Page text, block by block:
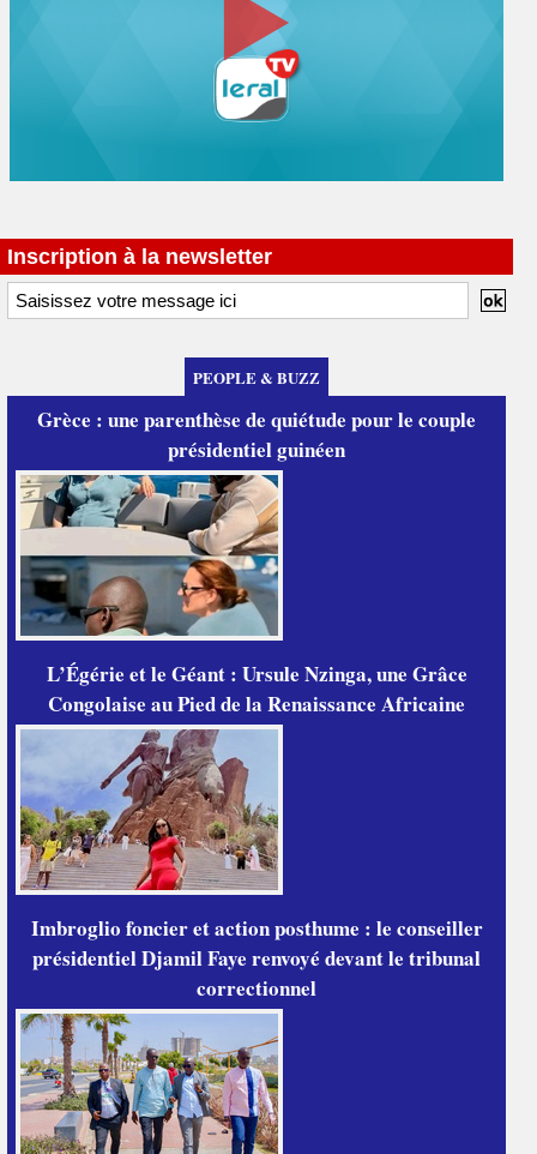
Inscription à la newsletter
PEOPLE & BUZZ
Grèce : une parenthèse de quiétude pour le couple
présidentiel guinéen
L’Égérie et le Géant : Ursule Nzinga, une Grâce
Congolaise au Pied de la Renaissance Africaine
Imbroglio foncier et action posthume : le conseiller
présidentiel Djamil Faye renvoyé devant le tribunal
correctionnel